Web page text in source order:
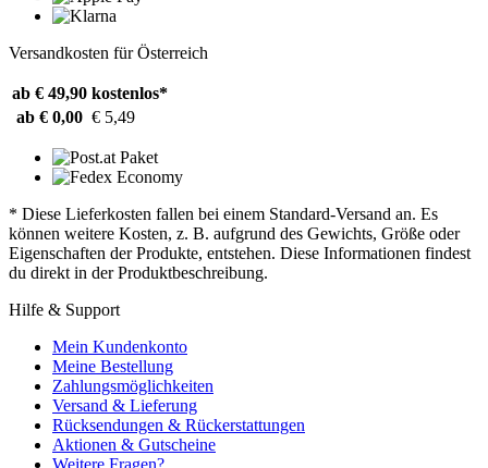
Versandkosten für Österreich
ab € 49,90 kostenlos*
ab € 0,00 € 5,49
* Diese Lieferkosten fallen bei einem Standard-Versand an. Es
können weitere Kosten, z. B. aufgrund des Gewichts, Größe oder
Eigenschaften der Produkte, entstehen. Diese Informationen findest
du direkt in der Produktbeschreibung.
Hilfe & Support
Mein Kundenkonto
Meine Bestellung
Zahlungsmöglichkeiten
Versand & Lieferung
Rücksendungen & Rückerstattungen
Aktionen & Gutscheine